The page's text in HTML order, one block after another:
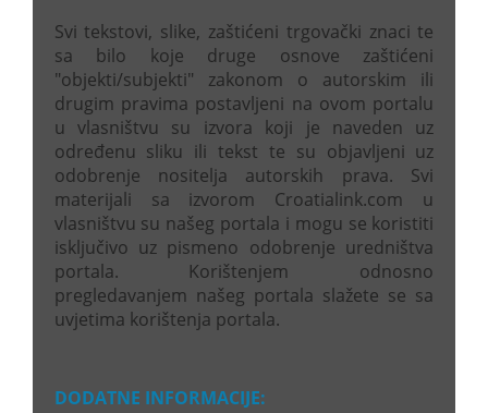
Svi tekstovi, slike, zaštićeni trgovački znaci te
sa bilo koje druge osnove zaštićeni
"objekti/subjekti" zakonom o autorskim ili
drugim pravima postavljeni na ovom portalu
u vlasništvu su izvora koji je naveden uz
određenu sliku ili tekst te su objavljeni uz
odobrenje nositelja autorskih prava. Svi
materijali sa izvorom Croatialink.com u
vlasništvu su našeg portala i mogu se koristiti
isključivo uz pismeno odobrenje uredništva
portala. Korištenjem odnosno
pregledavanjem našeg portala slažete se sa
uvjetima korištenja portala.
DODATNE INFORMACIJE: